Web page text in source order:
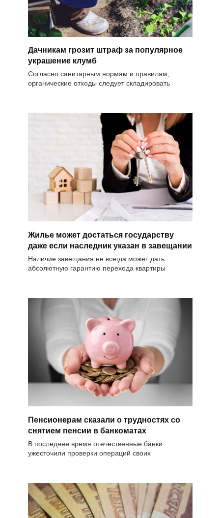
Дачникам грозит штраф за популярное
украшение клумб
Согласно санитарным нормам и правилам,
органические отходы следует складировать
Жилье может достаться государству
даже если наследник указан в завещании
Наличие завещания не всегда может дать
абсолютную гарантию перехода квартиры
Пенсионерам сказали о трудностях со
снятием пенсии в банкоматах
В последнее время отечественные банки
ужесточили проверки операций своих